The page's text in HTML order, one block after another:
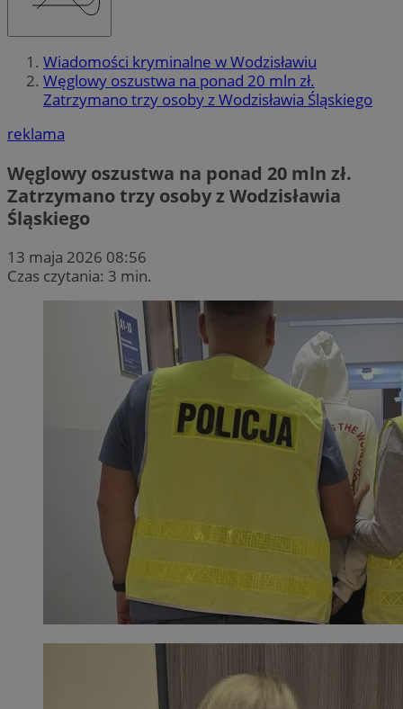
Wiadomości kryminalne w Wodzisławiu
Węglowy oszustwa na ponad 20 mln zł.
Zatrzymano trzy osoby z Wodzisławia Śląskiego
reklama
Węglowy oszustwa na ponad 20 mln zł.
Zatrzymano trzy osoby z Wodzisławia
Śląskiego
13 maja 2026 08:56
Czas czytania: 3 min.